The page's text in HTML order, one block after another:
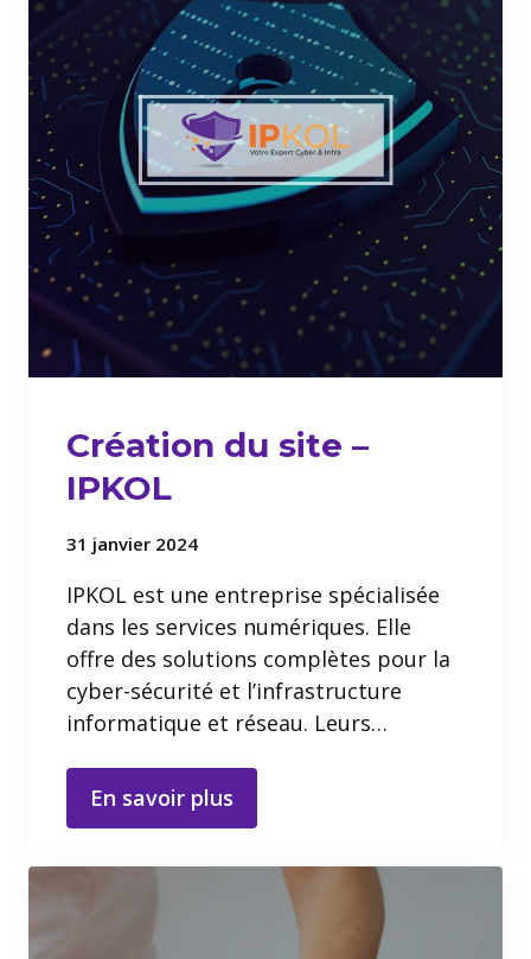
Création du site –
IPKOL
31 janvier 2024
IPKOL est une entreprise spécialisée
dans les services numériques. Elle
offre des solutions complètes pour la
cyber-sécurité et l’infrastructure
informatique et réseau. Leurs…
En savoir plus